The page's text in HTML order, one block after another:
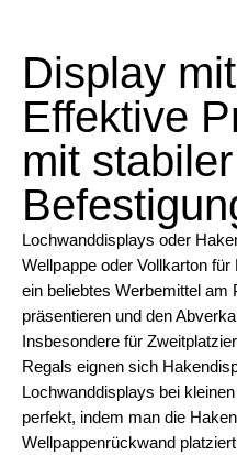
Display
Effektive
mit stabiler
Lochwanddisplays oder
Wellpappe oder Vollkarton
ein beliebtes Werbemittel am
präsentieren und den
Insbesondere für
Regals eignen sich
Lochwanddisplays bei
perfekt, indem man die
Wellpappenrückwand